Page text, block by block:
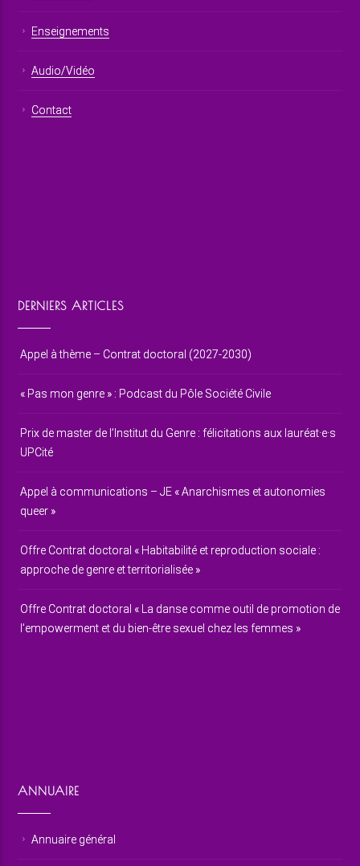
Enseignements
Audio/Vidéo
Contact
DERNIERS ARTICLES
Appel à thème – Contrat doctoral (2027-2030)
« Pas mon genre » : Podcast du Pôle Société Civile
Prix de master de l’Institut du Genre : félicitations aux lauréat·e·s
UPCité
Appel à communications – JE « Anarchismes et autonomies
queer »
Offre Contrat doctoral « Habitabilité et reproduction sociale :
approche de genre et territorialisée »
Offre Contrat doctoral « La danse comme outil de promotion de
l’empowerment et du bien-être sexuel chez les femmes »
ANNUAIRE
Annuaire général